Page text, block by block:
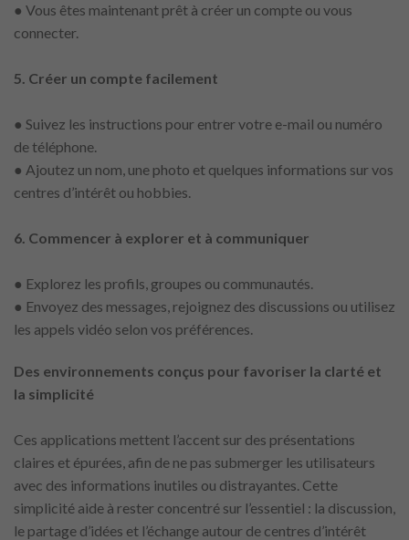
● Vous êtes maintenant prêt à créer un compte ou vous
connecter.
5. Créer un compte facilement
● Suivez les instructions pour entrer votre e-mail ou numéro
de téléphone.
● Ajoutez un nom, une photo et quelques informations sur vos
centres d’intérêt ou hobbies.
6. Commencer à explorer et à communiquer
● Explorez les profils, groupes ou communautés.
● Envoyez des messages, rejoignez des discussions ou utilisez
les appels vidéo selon vos préférences.
Des environnements conçus pour favoriser la clarté et
la simplicité
Ces applications mettent l’accent sur des présentations
claires et épurées, afin de ne pas submerger les utilisateurs
avec des informations inutiles ou distrayantes. Cette
simplicité aide à rester concentré sur l’essentiel : la discussion,
le partage d’idées et l’échange autour de centres d’intérêt